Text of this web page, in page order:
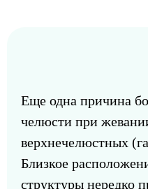
Еще одна причина
челюсти при
верхнечелюстных
Близкое
структуры нередко